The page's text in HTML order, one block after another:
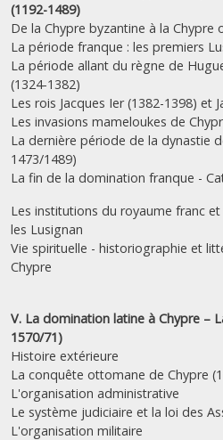
(1192-1489)
De la Chypre byzantine à la Chypre
La période franque : les premiers
La période allant du règne de
(1324-1382)
Les rois Jacques Ier (1382-1398) et
Les invasions mameloukes de
La dernière période de la dynastie
1473/1489)
La fin de la domination franque -
Les institutions du royaume franc
les Lusignan
Vie spirituelle - historiographie et
Chypre
V. La domination latine à Chypre –
1570/71)
Histoire extérieure
La conquête ottomane de Chypre
L'organisation administrative
Le système judiciaire et la loi des
L'organisation militaire